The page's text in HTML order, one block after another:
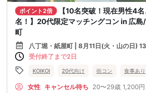
ポイント2倍
【10名突破！現在男性4
名！】20代限定マッチングコン in 広
町
八丁堀・紙屋町 | 8月11日(火・山の日)
受付終了まで2日
KOIKOI 20代向け 街コン 食事あり
女性 キャンセル待ち 20〜29歳 1,200円